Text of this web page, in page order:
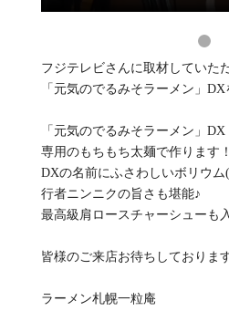
フジテレビさんに取材していた
「元気のでるみそラーメン」
「元気のでるみそラーメン」DX
専用のもちもち太麺で作ります！
DXの名前にふさわしいボリウム
行者ニンニクの旨さも堪能♪
最高級肩ロースチャーシューも
皆様のご来店お待ちしておりま
ラーメン札幌一粒庵